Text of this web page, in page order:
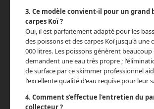
3. Ce modèle convient-il pour un grand
carpes Koï ?
Oui, il est parfaitement adapté pour les
des poissons et des carpes Koï jusqu'à une
000 litres. Les poissons génèrent
demandent une eau très propre ;
de surface par ce skimmer professionnel
l'excellente qualité d'eau requise pour leur
4. Comment s'effectue l'entretien du
collecteur ?